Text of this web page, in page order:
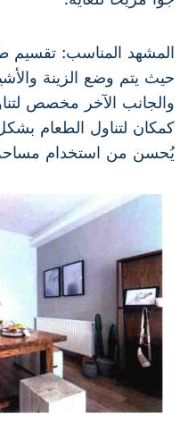
المشهد المناسب: تقسيم
حيث يتم وضع الزينة
والجانب الآخر مخصص
كمكان لتناول الطعام
يُحسن من استخدام مساحة